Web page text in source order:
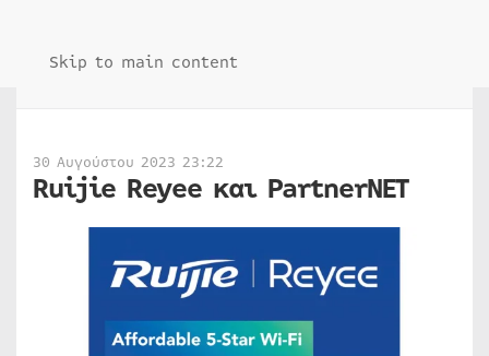
Skip to main content
30 Αυγούστου 2023 23:22
Ruijie Reyee και PartnerNET